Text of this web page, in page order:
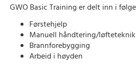
GWO Basic Training er delt inn i
Førstehjelp
Manuell håndtering/
Brannforebygging
Arbeid i høyden